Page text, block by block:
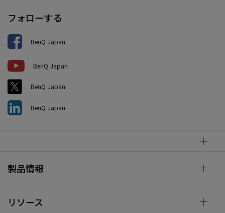
フォローする
BenQ Japan
BenQ Japan
BenQ Japan
BenQ Japan
製品情報
リソース